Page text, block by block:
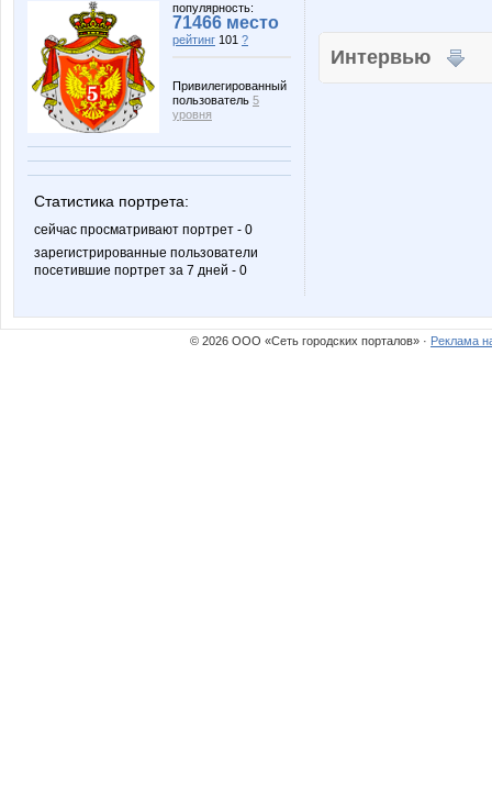
популярность:
71466 место
рейтинг 101 ?
Привилегированный
пользователь 5
уровня
Статистика портрета:
сейчас просматривают портрет - 0
зарегистрированные пользователи
посетившие портрет за 7 дней - 0
Интервью
© 2026 ООО «Сеть городских порталов» · Реклама